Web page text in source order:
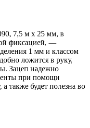
7,5 м х 25 мм, в
фиксацией, —
1 мм и классом
ложится в руку,
Зацеп надежно
при помощи
также будет полезна во